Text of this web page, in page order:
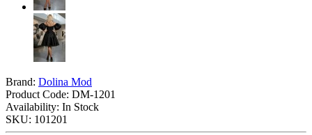
Brand: Dolina Mod
Product Code: DM-1201
Availability: In Stock
SKU: 101201